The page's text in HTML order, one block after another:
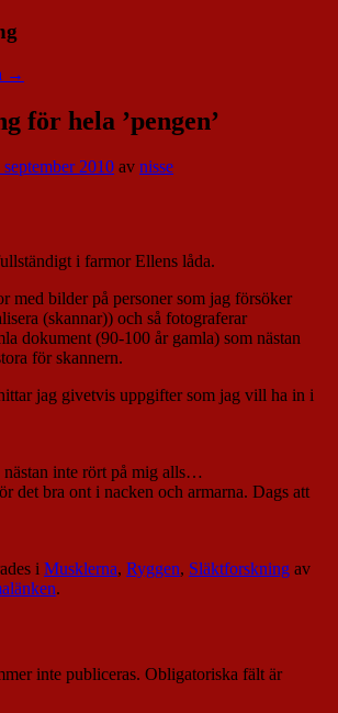
→
för hela ’pengen’
2010 av nisse
i farmor Ellens låda.
med bilder på personer som jag försöker
(skannar)) och så fotograferar
dokument (90-100 år gamla) som nästan
för skannern.
jag givetvis uppgifter som jag vill ha in i
nästan inte rört på mig alls…
det bra ont i nacken och armarna. Dags att
i Musklerna, Ryggen, Släktforskning av
.
inte publiceras. Obligatoriska fält är